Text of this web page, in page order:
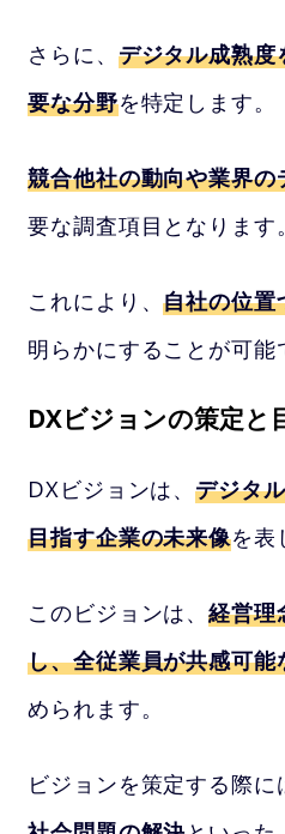
さらに、 デジタル成熟度
要な分野を特定します。
競合他社の動向や業界
要な調査項目となります。
これにより、自社の位置
明らかにすることが可能
DXビジョンの策定と
DXビジョンは、デジタ
目指す企業の未来像を表
このビジョンは、経営理
し、全従業員が共感可能
められます。
ビジョンを策定する際に